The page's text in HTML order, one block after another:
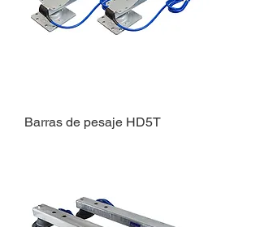
Barras de pesaje HD5T